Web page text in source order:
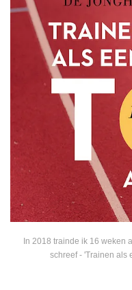
In 2018 trainde ik 16 weken
schreef - 'Trainen als